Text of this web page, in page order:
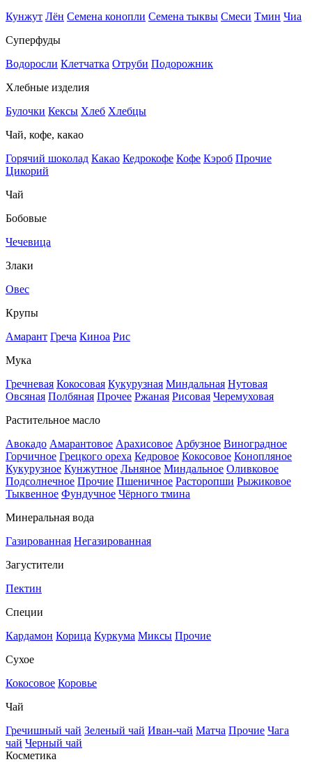
Кунжут Лён Семена конопли Семена тыквы Смеси Тмин Чиа
Суперфуды
Водоросли Клетчатка Отруби Подорожник
Хлебные изделия
Булочки Кексы Хлеб Хлебцы
Чай, кофе, какао
Горячий шоколад Какао Кедрокофе Кофе Кэроб Прочие
Цикорий
Чай
Бобовые
Чечевица
Злаки
Овес
Крупы
Амарант Греча Киноа Рис
Мука
Гречневая Кокосовая Кукурузная Миндальная Нутовая
Овсяная Полбяная Прочее Ржаная Рисовая Черемуховая
Растительное масло
Авокадо Амарантовое Арахисовое Арбузное Виноградное
Горчичное Грецкого ореха Кедровое Кокосовое Конопляное
Кукурузное Кунжутное Льняное Миндальное Оливковое
Подсолнечное Прочие Пшеничное Расторопши Рыжиковое
Тыквенное Фундучное Чёрного тмина
Минеральная вода
Газированная Негазированная
Загустители
Пектин
Специи
Кардамон Корица Куркума Миксы Прочие
Сухое
Кокосовое Коровье
Чай
Гречишный чай Зеленый чай Иван-чай Матча Прочие Чага
чай Черный чай
Косметика